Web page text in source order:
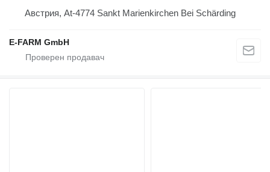
Австрия, At-4774 Sankt Marienkirchen Bei Schärding
E-FARM GmbH